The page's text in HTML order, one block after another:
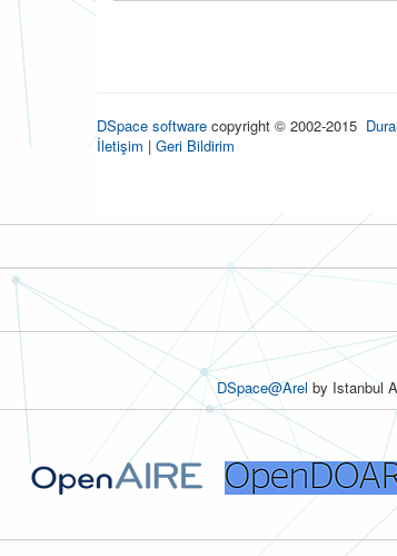
DSpace software copyright © 2002-2015
İletişim | Geri Bildirim
DSpace@Arel by Istanbul